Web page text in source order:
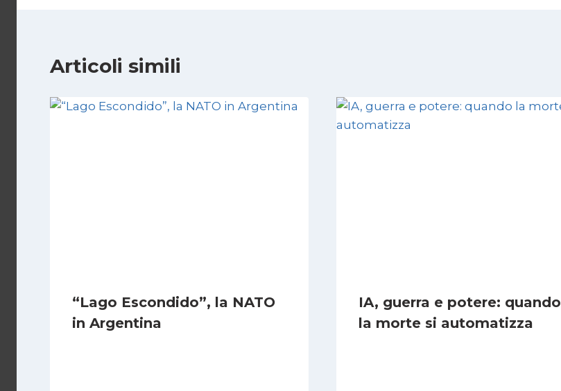
Articoli simili
“Lago Escondido”, la NATO
in Argentina
IA, guerra e potere: quando
la morte si automatizza